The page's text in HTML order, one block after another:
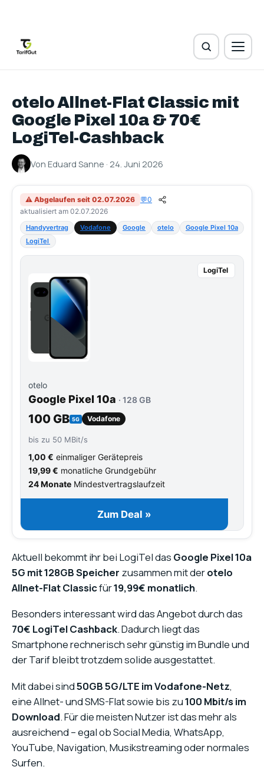
otelo Allnet-Flat Classic mit
Google Pixel 10a & 70€
LogiTel-Cashback
Von Eduard Sanne · 24. Juni 2026
⚠ Abgelaufen seit 02.07.2026 💬0
aktualisiert am 02.07.2026
Handyvertrag Vodafone Google otelo
Google Pixel 10a
LogiTel
LogiTel
otelo
Google Pixel 10a · 128 GB
100 GB 5G Vodafone
bis zu 50 MBit/s
1,00 € einmaliger Gerätepreis
19,99 € monatliche Grundgebühr
24 Monate Mindestvertragslaufzeit
Zum Deal »
Aktuell bekommt ihr bei LogiTel das Google Pixel 10a
5G mit 128GB Speicher zusammen mit derotelo
Allnet-Flat Classicfür19,99€ monatlich.
Besonders interessant wird das Angebot durch das
70€ LogiTel Cashback. Dadurch liegt das
Smartphone rechnerisch sehr günstig im Bundle und
der Tarif bleibt trotzdem solide ausgestattet.
Mit dabei sind50GB 5G/LTE im Vodafone-Netz,
eine Allnet- und SMS-Flat sowie bis zu100 Mbit/s im
Download. Für die meisten Nutzer ist das mehr als
ausreichend – egal ob Social Media, WhatsApp,
YouTube, Navigation, Musikstreaming oder normales
Surfen.